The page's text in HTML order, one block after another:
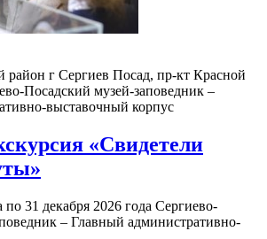
район г Сергиев Посад, пр-кт Красной
Посадский музей-заповедник –
выставочный корпус
«Свидетели
31 декабря 2026 года Сергиево-
– Главный административно-